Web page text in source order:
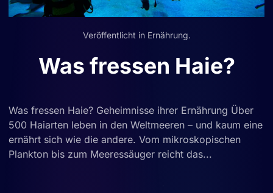
Veröffentlicht in Ernährung.
Was fressen Haie?
Was fressen Haie? Geheimnisse ihrer Ernährung Über
500 Haiarten leben in den Weltmeeren – und kaum eine
ernährt sich wie die andere. Vom mikroskopischen
Plankton bis zum Meeressäuger reicht das...